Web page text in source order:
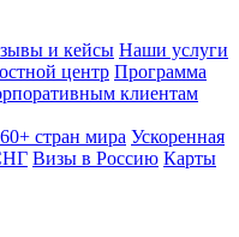
и кейсы Наши услуги
центр Программа
клиентам
стран мира Ускоренная
Визы в Россию Карты